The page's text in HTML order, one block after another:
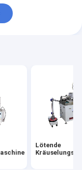
Lötende